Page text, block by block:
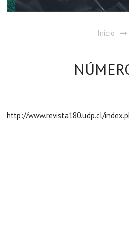
Inicio
http://www.revista180.udp.cl/